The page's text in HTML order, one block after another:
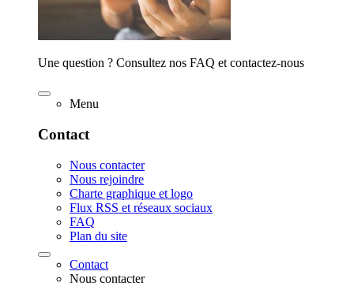
Une question ? Consultez nos FAQ et contactez-nous
Menu
Contact
Nous contacter
Nous rejoindre
Charte graphique et logo
Flux RSS et réseaux sociaux
FAQ
Plan du site
Contact
Nous contacter